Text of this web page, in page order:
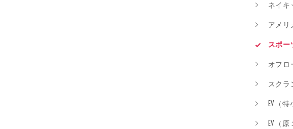
ネイキ
アメリ
スポー
オフロ
スクラ
EV（特
EV（原